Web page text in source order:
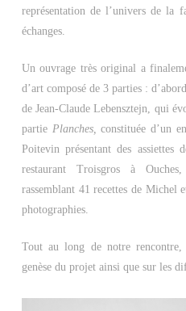
représentation de l’univers de la
échanges.
Un ouvrage très original a
d’art composé de 3 parties :
de Jean-Claude Lebensztejn, qui
partie Planches,constituée d’un
Poitevin présentant des
restaurant Troisgros à
rassemblant 41 recettes de Michel
photographies.
Tout au long de notre
genèse du projet ainsi que sur les